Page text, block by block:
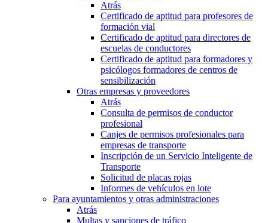
Atrás
Certificado de aptitud para profesores de
formación vial
Certificado de aptitud para directores de
escuelas de conductores
Certificado de aptitud para formadores y
psicólogos formadores de centros de
sensibilización
Otras empresas y proveedores
Atrás
Consulta de permisos de conductor
profesional
Canjes de permisos profesionales para
empresas de transporte
Inscripción de un Servicio Inteligente de
Transporte
Solicitud de placas rojas
Informes de vehículos en lote
Para ayuntamientos y otras administraciones
Atrás
Multas y sanciones de tráfico